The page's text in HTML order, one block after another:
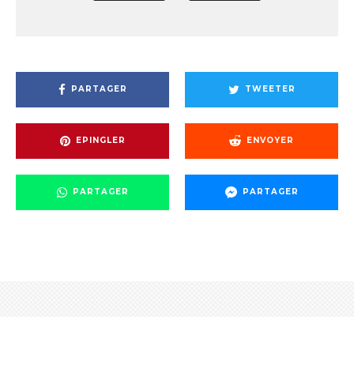
PARTAGER TWEETER
EPINGLER ENVOYER
PARTAGER PARTAGER